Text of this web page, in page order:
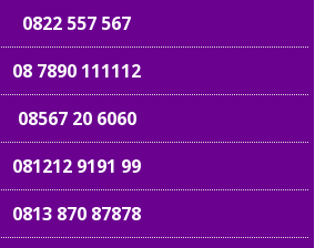
0822 557 567
08 7890 111112
08567 20 6060
081212 9191 99
0813 870 87878